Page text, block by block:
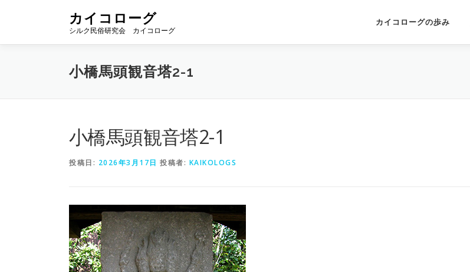
ン
カイコローグ
シルク民俗研究会 カイコローグ
カイコローグの歩み
小橋馬頭観音塔2-1
小橋馬頭観音塔2-1
投稿日: 2026年3月17日 投稿者: KAIKOLOGS